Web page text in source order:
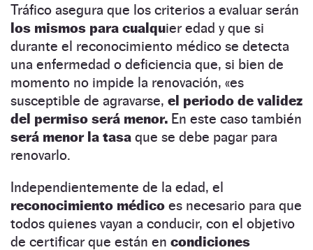
Tráfico asegura que los criterios a evaluar serán
los mismos para cualquier edad y que si
durante el reconocimiento médico se detecta
una enfermedad o deficiencia que, si bien de
momento no impide la renovación, «es
susceptible de agravarse, el periodo de validez
del permiso será menor. En este caso también
será menor la tasa que se debe pagar para
renovarlo.
Independientemente de la edad, el
reconocimiento médico es necesario para que
todos quienes vayan a conducir, con el objetivo
de certificar que están en condiciones